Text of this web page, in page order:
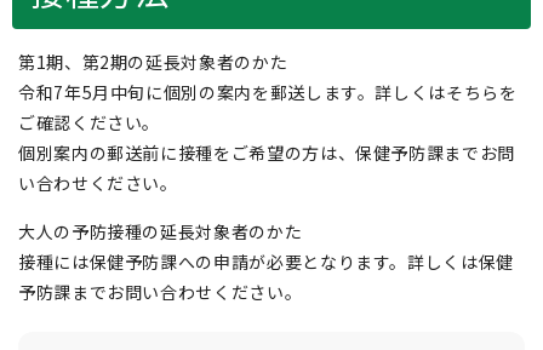
第1期、第2期の延長対象者のかた
令和7年5月中旬に個別の案内を郵送します。詳しくはそちらを
ご確認ください。
個別案内の郵送前に接種をご希望の方は、保健予防課までお問
い合わせください。
大人の予防接種の延長対象者のかた
接種には保健予防課への申請が必要となります。詳しくは保健
予防課までお問い合わせください。